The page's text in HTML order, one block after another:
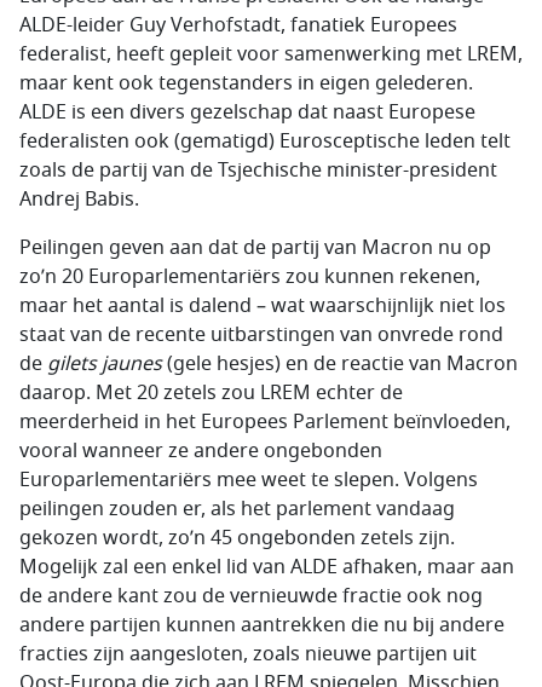
ALDE-leider Guy Verhofstadt, fanatiek Europees
federalist, heeft gepleit voor samenwerking met LREM,
maar kent ook tegenstanders in eigen gelederen.
ALDE is een divers gezelschap dat naast Europese
federalisten ook (gematigd) Eurosceptische leden telt
zoals de partij van de Tsjechische minister-president
Andrej Babis.
Peilingen geven aan dat de partij van Macron nu op
zo’n 20 Europarlementariërs zou kunnen rekenen,
maar het aantal is dalend – wat waarschijnlijk niet los
staat van de recente uitbarstingen van onvrede rond
de gilets jaunes(gele hesjes) en de reactie van Macron
daarop. Met 20 zetels zou LREM echter de
meerderheid in het Europees Parlement beïnvloeden,
vooral wanneer ze andere ongebonden
Europarlementariërs mee weet te slepen. Volgens
peilingen zouden er, als het parlement vandaag
gekozen wordt, zo’n 45 ongebonden zetels zijn.
Mogelijk zal een enkel lid van ALDE afhaken, maar aan
de andere kant zou de vernieuwde fractie ook nog
andere partijen kunnen aantrekken die nu bij andere
fracties zijn aangesloten, zoals nieuwe partijen uit